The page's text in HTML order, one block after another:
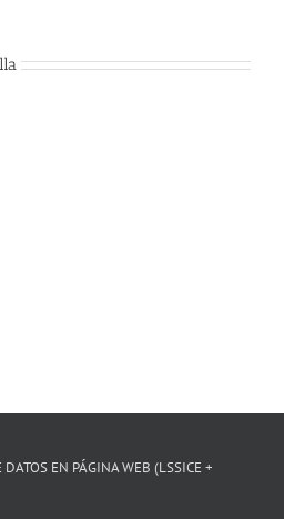
EN PÁGINA WEB (LSSICE +